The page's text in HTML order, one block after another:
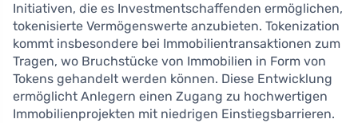
Initiativen, die es Investmentschaffenden ermöglichen,
tokenisierte Vermögenswerte anzubieten. Tokenization
kommt insbesondere bei Immobilientransaktionen zum
Tragen, wo Bruchstücke von Immobilien in Form von
Tokens gehandelt werden können. Diese Entwicklung
ermöglicht Anlegern einen Zugang zu hochwertigen
Immobilienprojekten mit niedrigen Einstiegsbarrieren.